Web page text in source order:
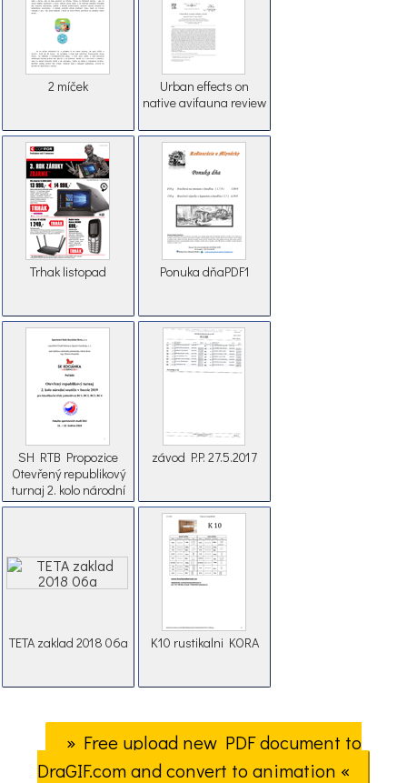
2 míček
Urban effects on
native avifauna review
Trhak listopad Ponuka dňaPDF1
SH RTB Propozice
Otevřený republikový
turnaj 2. kolo národní
soutěže 2019 BR final
závod P.P. 27.5.2017
TETA zaklad 2018 06a K10 rustikalni KORA
» Free upload new PDF document to
DraGIF.com and convert to animation «